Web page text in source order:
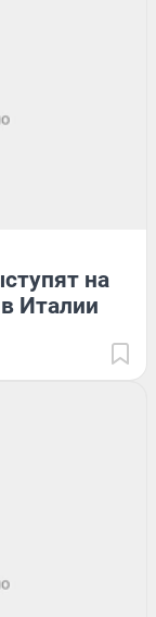
на
Италии